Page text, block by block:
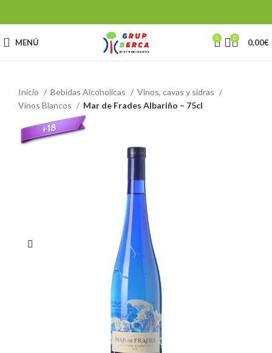
MENÚ 0 0 0,00€
Inicio Bebidas Alcoholicas
Vinos, cavas y sidras
Vinos Blancos
Mar de Frades Albariño – 75cl